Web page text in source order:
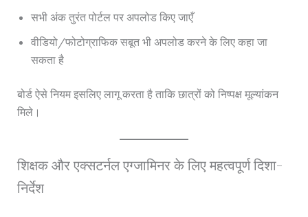
सभी अंक तुरंत पोर्टल पर अपलोड किए जाएँ
वीडियो/फोटोग्राफिक सबूत भी अपलोड करने के लिए कहा जा
सकता है
बोर्ड ऐसे नियम इसलिए लागू करता है ताकि छात्रों को निष्पक्ष मूल्यांकन
मिले।
शिक्षक और एक्सटर्नल एग्जामिनर के लिए महत्वपूर्ण दिशा-
निर्देश